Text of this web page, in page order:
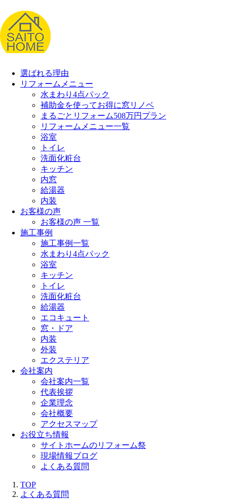
選ばれる理由
リフォームメニュー
水まわり4点パック
補助金を使ってお得に窓リノベ
まるごとリフォーム508万円プラン
リフォームメニュー一覧
浴室
トイレ
洗面化粧台
キッチン
内窓
給湯器
内装
お客様の声
お客様の声 一覧
施工事例
施工事例一覧
水まわり4点パック
浴室
キッチン
トイレ
洗面化粧台
給湯器
エコキュート
窓・ドア
内装
外装
エクステリア
会社案内
会社案内一覧
代表挨拶
企業理念
会社概要
アクセスマップ
お役立ち情報
サイトホームのリフォーム祭
現場情報ブログ
よくある質問
TOP
よくある質問